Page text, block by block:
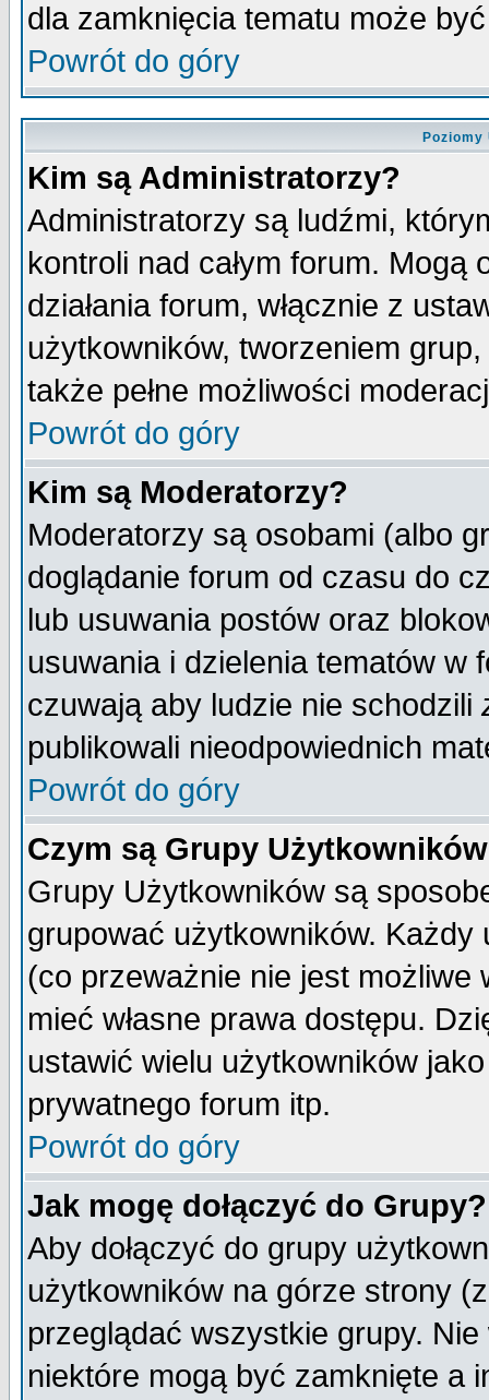
dla zamknięcia tematu może
Powrót do góry
Kim są Administratorzy?
Administratorzy są ludźmi,
kontroli nad całym forum.
działania forum, włącznie z
użytkowników, tworzeniem
także pełne możliwości
Powrót do góry
Kim są Moderatorzy?
Moderatorzy są osobami (albo
doglądanie forum od czasu do
lub usuwania postów oraz
usuwania i dzielenia tematów w
czuwają aby ludzie nie schodzili
publikowali nieodpowiednich
Powrót do góry
Czym są Grupy
Grupy Użytkowników są
grupować użytkowników.
(co przeważnie nie jest
mieć własne prawa dostępu.
ustawić wielu użytkowników
prywatnego forum itp.
Powrót do góry
Jak mogę dołączyć do Grupy?
Aby dołączyć do grupy
użytkowników na górze strony
przeglądać wszystkie grupy.
niektóre mogą być zamknięte a